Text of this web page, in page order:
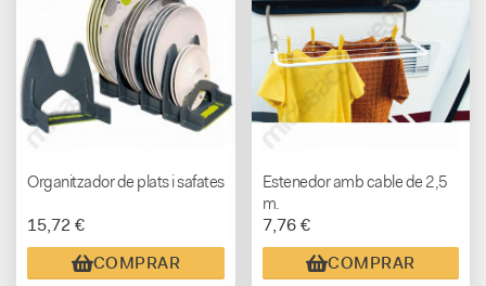
Organitzador de plats i safates
15,72 €
COMPRAR
Estenedor amb cable de 2,5
m.
7,76 €
COMPRAR